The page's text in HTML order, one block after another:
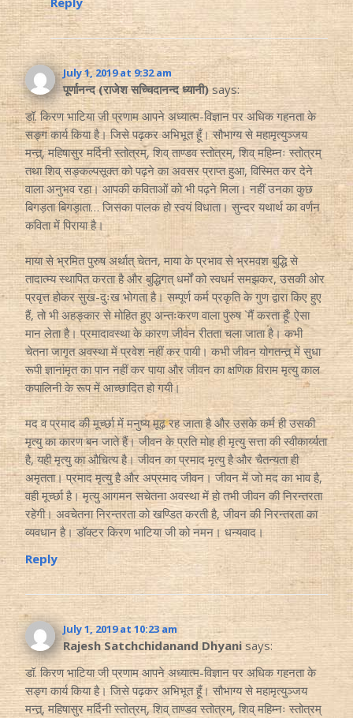
July 1, 2019 at 9:32 am
पूर्णानन्द (राजेश सच्चिदानन्द ध्यानी) says:
डॉ. किरण भाटिया जी प्रणाम आपने अध्यात्म-विज्ञान पर अधिक गहनता के
सङ्ग कार्य किया है। जिसे पढ़कर अभिभूत हूँ। सौभाग्य से महामृत्युञ्जय
मन्त्र्, महिषासुर मर्दिनी स्तोत्रम्, शिव् ताण्डव स्तोत्रम्, शिव् महिम्नः स्तोत्रम्
तथा शिव् सङ्कल्पसूक्त को पढ़ने का अवसर प्राप्त हुआ, विस्मित कर देने
वाला अनुभव रहा। आपकी कविताओं को भी पढ़ने मिला। नहीं उनका कुछ
बिगड़ता बिगड़ाता… जिसका पालक हो स्वयं विधाता। सुन्दर यथार्थ का वर्णन
कविता में पिराया है।
माया से भ्रमित पुरुष अर्थात् चेतन, माया के प्रभाव से भ्रमवश बुद्धि से
तादात्म्य स्थापित करता है और बुद्धिगत् धर्मों को स्वधर्म समझकर, उसकी ओर
प्रवृत्त होकर सुख-दुःख भोगता है। सम्पूर्ण कर्म प्रकृति के गुण द्वारा किए हुए
हैं, तो भी अहङ्कार से मोहित हुए अन्तःकरण वाला पुरुष `मैं करता हूँ’ ऐसा
मान लेता है। प्रमादावस्था के कारण जीवन रीतता चला जाता है। कभी
चेतना जागृत अवस्था में प्रवेश नहीं कर पायी। कभी जीवन योगतन्त्र् में सुधा
रूपी ज्ञानांमृत का पान नहीं कर पाया और जीवन का क्षणिक विराम मृत्यु काल
कपालिनी के रूप में आच्छादित हो गयी।
मद व प्रमाद की मूर्च्छा में मनुष्य मूढ़ रह जाता है और उसके कर्म ही उसकी
मृत्यु का कारण बन जाते हैं। जीवन के प्रति मोह ही मृत्यु सत्ता की स्वीकार्य्यता
है, यही मृत्यु का औचित्य है। जीवन का प्रमाद मृत्यु है और चैतन्यता ही
अमृतता। प्रमाद मृत्यु है और अप्रमाद जीवन। जीवन में जो मद का भाव है,
वही मूर्च्छा है। मृत्यु आगमन सचेतना अवस्था में हो तभी जीवन की निरन्तरता
रहेगी। अवचेतना निरन्तरता को खण्डित करती है, जीवन की निरन्तरता का
व्यवधान है। डॉक्टर किरण भाटिया जी को नमन। धन्यवाद।
Reply
July 1, 2019 at 10:23 am
Rajesh Satchchidanand Dhyani says:
डॉ. किरण भाटिया जी प्रणाम आपने अध्यात्म-विज्ञान पर अधिक गहनता के
सङ्ग कार्य किया है। जिसे पढ़कर अभिभूत हूँ। सौभाग्य से महामृत्युञ्जय
मन्त्र्, महिषासुर मर्दिनी स्तोत्रम्, शिव् ताण्डव स्तोत्रम्, शिव् महिम्नः स्तोत्रम्